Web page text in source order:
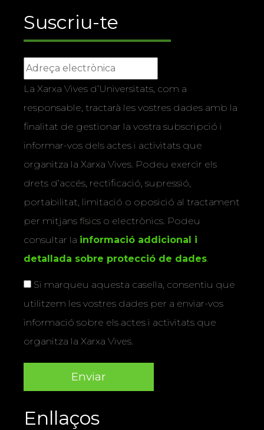
Suscriu-te
La Xarxa Vives d’Universitats, com a
responsable, tractarà les vostres dades amb la
finalitat de gestionar la vostra subscripció i
informar-vos dels actes i activitats que
organitza la Xarxa Vives. Podeu exercir els
drets d’accés, rectificació, supressió,
portabilitat, limitació o oposició al tractament
per mitjans físics o electrònics. Podeu
consultar la informació addicional i
detallada sobre protecció de dades
Si marqueu aquesta casella, consentiu que
utilitzem les vostres dades per a enviar-vos
informació sobre els actes i activitats que
organitza la Xarxa Vives.
Enllaços